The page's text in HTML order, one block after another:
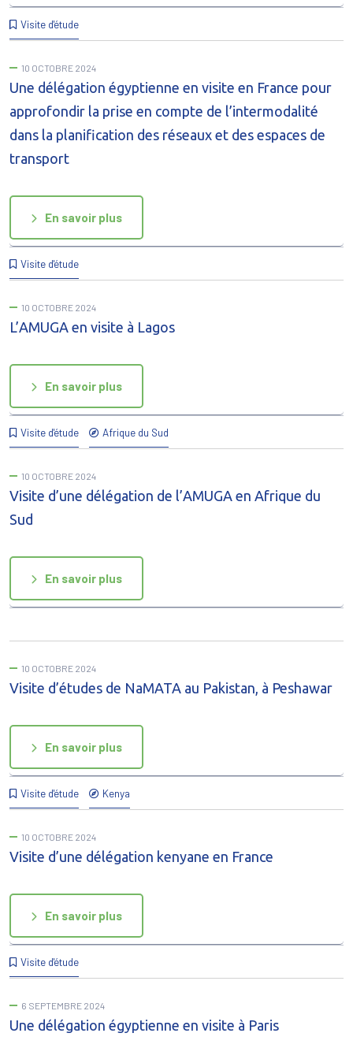
Visite d'étude
10 OCTOBRE 2024
Une délégation égyptienne en visite en France pour
approfondir la prise en compte de l’intermodalité
dans la planification des réseaux et des espaces de
transport
En savoir plus
Visite d'étude
10 OCTOBRE 2024
L’AMUGA en visite à Lagos
En savoir plus
Visite d'étude Afrique du Sud
10 OCTOBRE 2024
Visite d’une délégation de l’AMUGA en Afrique du
Sud
En savoir plus
10 OCTOBRE 2024
Visite d’études de NaMATA au Pakistan, à Peshawar
En savoir plus
Visite d'étude Kenya
10 OCTOBRE 2024
Visite d’une délégation kenyane en France
En savoir plus
Visite d'étude
6 SEPTEMBRE 2024
Une délégation égyptienne en visite à Paris